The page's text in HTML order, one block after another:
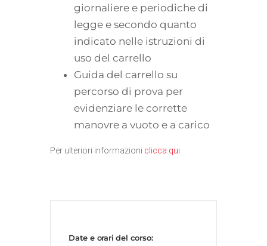
giornaliere e periodiche di
legge e secondo quanto
indicato nelle istruzioni di
uso del carrello
Guida del carrello su
percorso di prova per
evidenziare le corrette
manovre a vuoto e a carico
Per ulteriori informazioni clicca qui
Date e orari del corso: